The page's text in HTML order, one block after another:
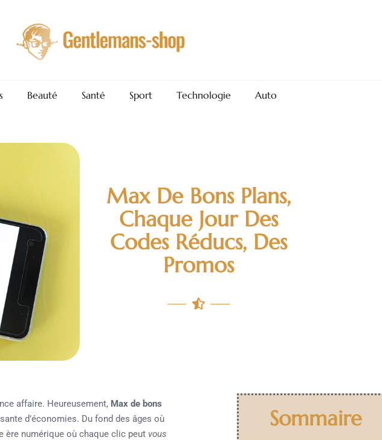
Beauté Santé Sport Technologie Auto
Max De Bons Plans,
Chaque Jour Des
Codes Réducs, Des
Promos
affaire. Heureusement, Max de bons
d’économies. Du fond des âges où
ère numérique où chaque clic peut vous
Sommaire